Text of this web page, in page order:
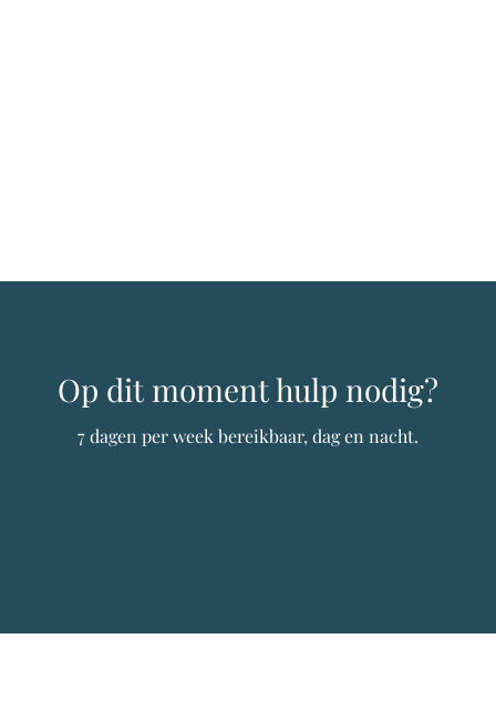
Op dit moment hulp nodig?
7 dagen per week bereikbaar, dag en nacht.